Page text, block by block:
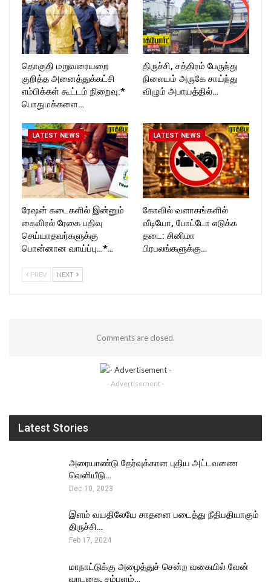
தொகுதி மறுவரையறை
குறித்த அனைத்துக்கட்சி
எம்பிக்கள் கூட்டம் நிறைவு:*
பொதுமக்களை…
திருச்சி, சத்திரம் பேருந்து
நிலையம் அருகே சாய்ந்து
விழும் அபாயத்தில்…
LATEST NEWS
ரேஷன் கடைகளில் இன்னும்
கைவிரல் ரேகை பதிவு
செய்யாதவர்களுக்கு
பொன்னான வாய்ப்பு…*…
LATEST NEWS
கோவில் வளாகங்களில்
வீடியோ, போட்டோ எடுக்க
தடை: சினிமா
பிரபலங்களுக்கு…
PREV NEXT
Comments are closed.
- Advertisement -
Latest Stories
அரையாண்டு தேர்வுக்கான புதிய அட்டவணை
வெளியீடு…
Dec 10, 2023
இளம் வயதிலேயே சாதனை படைத்து நீதிபதியாகும்
திருச்சி…
Feb 17, 2024
மாநாட்டுக்கு அழைத்துச் சென்ற வகையில் வேன்
வாடகை, சம்பளம்…